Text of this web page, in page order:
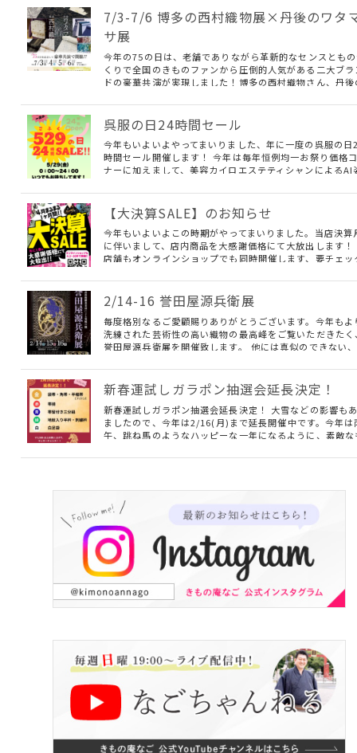
織物を生み出せる約250年以…
7/3-7/6 博多の西村織物展×丹後のワタ
サ展
今年の75の日は、老舗でありながら革新的なセンスとも
くりで全国のきものファンから圧倒的人気がある二大ブラ
ドの豪華共演が実現しました！博多の西村織物さん、丹後
創作秘話を聞きながら、楽しくじっくり作品をご覧いただ
たいです。 7/4(土)の夜…
呉服の日24時間セール
今年もいよいよやってまいりました、年に一度の呉服の日
時間セール開催します！ 今年は毎年恒例均一お祭り価格
ナーに加えまして、美容カイロエステティシャンによるAI
くさんの方のご協力によりイベント目白押しです。 24時
つでもお気軽にお越し…
【大決算SALE】のお知らせ
今年もいよいよこの時期がやってまいりました。当店決算
に伴いまして、店内商品を大感謝価格にて大放出します！
店舗もオンラインショップでも同時開催します、要チェッ
阪めーかんえぽっくに出展するため実店舗はお休みです。
阪でもお…
2/14-16 誉田屋源兵衛展
毎度格別なるご愛顧賜りありがとうございます。今年もよ
洗練された芸術性の高い織物の最高峰をご覧いただきたく
誉田屋源兵衛展を開催致します。 他には真似のできない
一本一本の制作秘話、ストーリーをぜひじっくりとお話し
ながら織の醍醐味をお楽しみく…
新春運試しガラポン抽選会延長決定！
新春運試しガラポン抽選会延長決定！ 大雪などの影響も
ましたので、今年は2/16(月)まで延長開催中です。今年は
午、跳ね馬のようなハッピーな一年になるように、素敵な